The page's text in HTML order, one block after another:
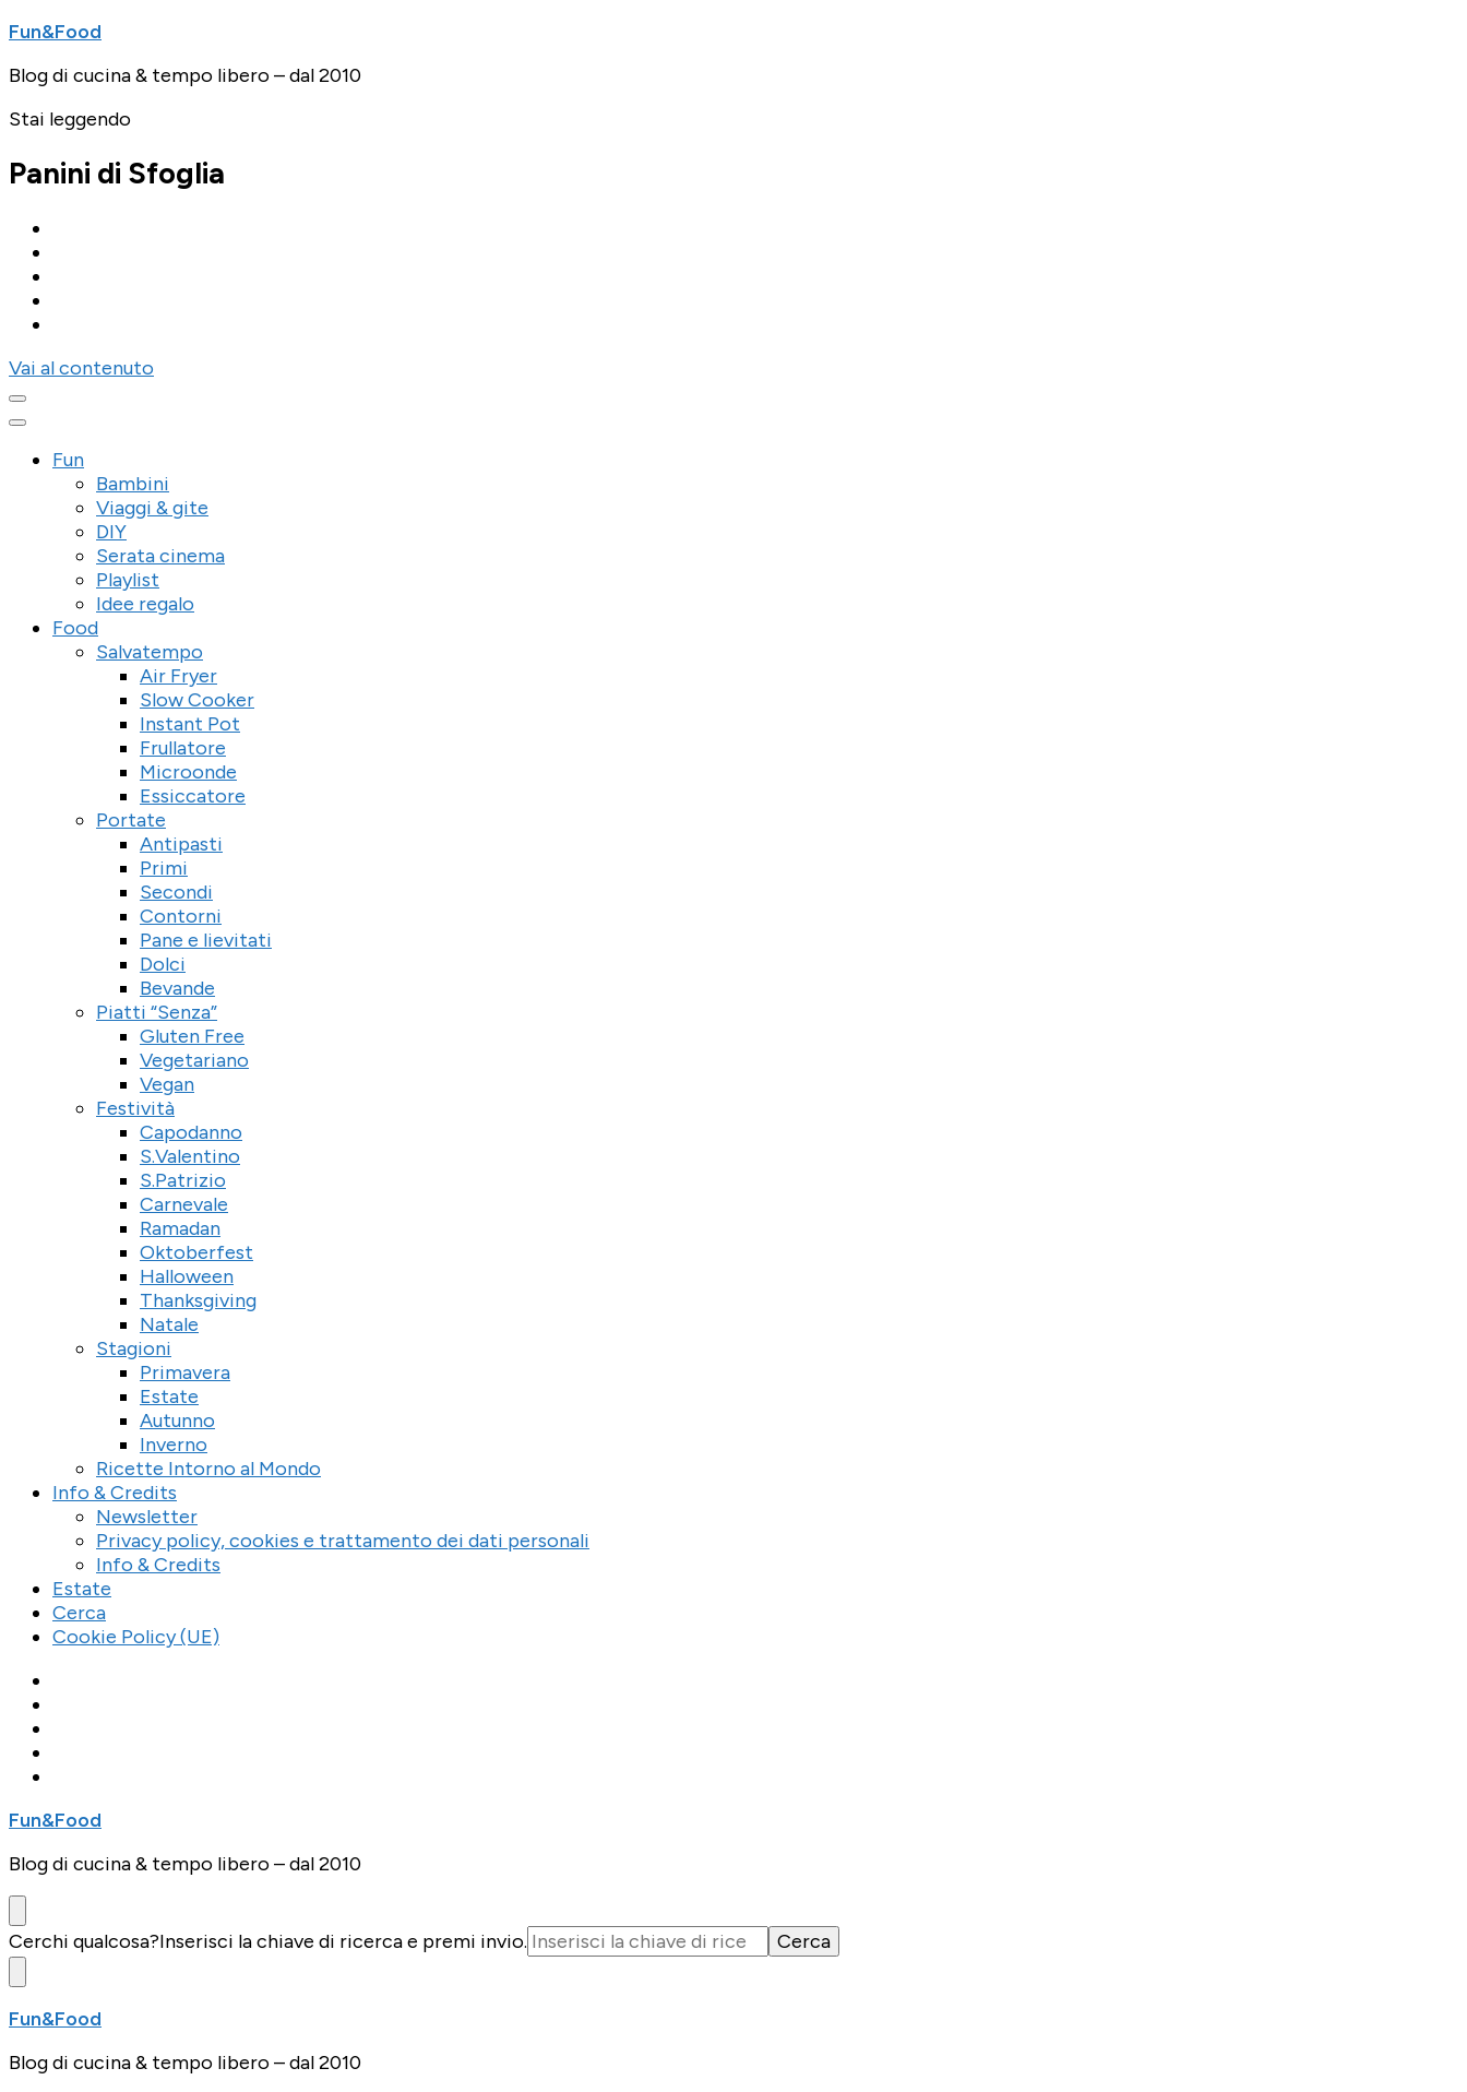
Fun&Food
Blog di cucina & tempo libero – dal 2010
Stai leggendo
Panini di Sfoglia
Vai al contenuto
Fun
Bambini
Viaggi & gite
DIY
Serata cinema
Playlist
Idee regalo
Food
Salvatempo
Air Fryer
Slow Cooker
Instant Pot
Frullatore
Microonde
Essiccatore
Portate
Antipasti
Primi
Secondi
Contorni
Pane e lievitati
Dolci
Bevande
Piatti “Senza”
Gluten Free
Vegetariano
Vegan
Festività
Capodanno
S.Valentino
S.Patrizio
Carnevale
Ramadan
Oktoberfest
Halloween
Thanksgiving
Natale
Stagioni
Primavera
Estate
Autunno
Inverno
Ricette Intorno al Mondo
Info & Credits
Newsletter
Privacy policy, cookies e trattamento dei dati personali
Info & Credits
Estate
Cerca
Cookie Policy (UE)
Fun&Food
Blog di cucina & tempo libero – dal 2010
Cerchi qualcosa?Inserisci la chiave di ricerca e premi invio.
Fun&Food
Blog di cucina & tempo libero – dal 2010